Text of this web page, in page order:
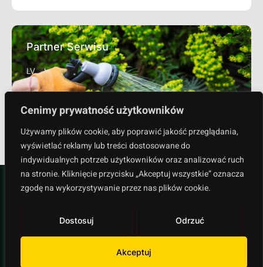
Cenimy prywatność użytkowników
Używamy plików cookie, aby poprawić jakość przeglądania,
wyświetlać reklamy lub treści dostosowane do
indywidualnych potrzeb użytkowników oraz analizować ruch
na stronie. Kliknięcie przycisku „Akceptuj wszystkie” oznacza
zgodę na wykorzystywanie przez nas plików cookie.
Dostosuj Odrzuć
Akceptuj
Partner Serwisu
LV
Sprawdź
Polityka prywatności
Copyright © 2024 All rights reserved.